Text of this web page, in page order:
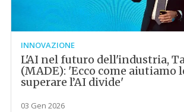
INNOVAZIONE
L'AI nel futuro dell'industria,
(MADE): 'Ecco come aiutiamo
superare l’AI divide'
03 Gen 2026